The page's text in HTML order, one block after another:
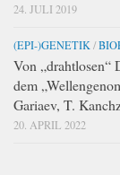
24. JULI 2019
(EPI-)GENETIK /
Von „drahtlosen“
dem
Gariaev, T.
20. APRIL 2022